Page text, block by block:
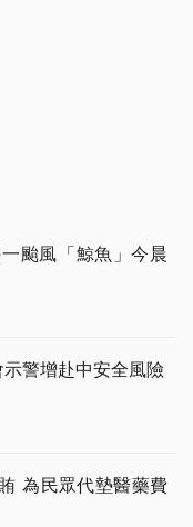
颱風「鯨魚」今晨
警增赴中安全風險
為民眾代墊醫藥費